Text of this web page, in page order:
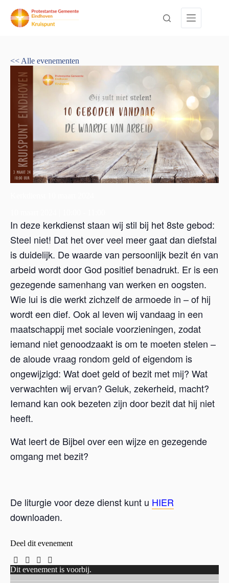
naar
<< Alle evenementen
In deze kerkdienst staan wij stil bij het 8ste gebod:
Steel niet! Dat het over veel meer gaat dan diefstal
is duidelijk. De waarde van persoonlijk bezit én van
arbeid wordt door God positief benadrukt. Er is een
gezegende samenhang van werken en oogsten.
Wie lui is die werkt zichzelf de armoede in – of hij
wordt een dief. Ook al leven wij vandaag in een
maatschappij met sociale voorzieningen, zodat
iemand niet genoodzaakt is om te moeten stelen –
de aloude vraag rondom geld of eigendom is
ongewijzigd: Wat doet geld of bezit met mij? Wat
verwachten wij ervan? Geluk, zekerheid, macht?
Iemand kan ook bezeten zijn door bezit dat hij niet
heeft.
Wat leert de Bijbel over een wijze en gezegende
omgang met bezit?
De liturgie voor deze dienst kunt u HIER
downloaden.
Deel dit evenement
Dit evenement is voorbij.